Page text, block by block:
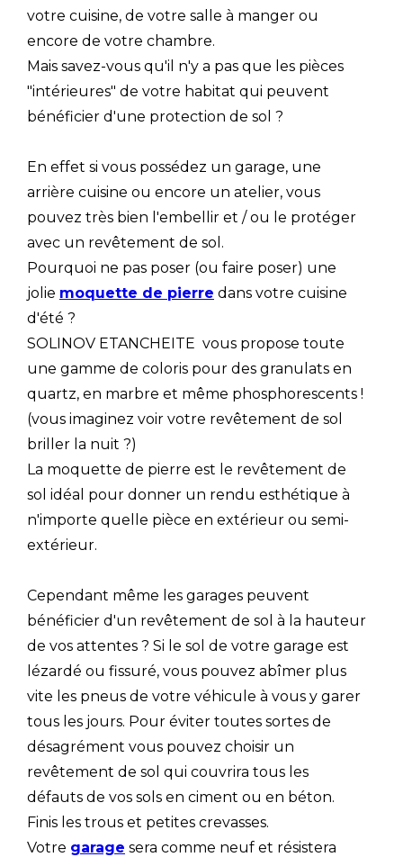
votre cuisine, de votre salle à manger ou
encore de votre chambre.
Mais savez-vous qu'il n'y a pas que les pièces
"intérieures" de votre habitat qui peuvent
bénéficier d'une protection de sol ?
En effet si vous possédez un garage, une
arrière cuisine ou encore un atelier, vous
pouvez très bien l'embellir et / ou le protéger
avec un revêtement de sol.
Pourquoi ne pas poser (ou faire poser) une
jolie moquette de pierre dans votre cuisine
d'été ?
SOLINOV ETANCHEITE vous propose toute
une gamme de coloris pour des granulats en
quartz, en marbre et même phosphorescents !
(vous imaginez voir votre revêtement de sol
briller la nuit ?)
La moquette de pierre est le revêtement de
sol idéal pour donner un rendu esthétique à
n'importe quelle pièce en extérieur ou semi-
extérieur.
Cependant même les garages peuvent
bénéficier d'un revêtement de sol à la hauteur
de vos attentes ? Si le sol de votre garage est
lézardé ou fissuré, vous pouvez abîmer plus
vite les pneus de votre véhicule à vous y garer
tous les jours. Pour éviter toutes sortes de
désagrément vous pouvez choisir un
revêtement de sol qui couvrira tous les
défauts de vos sols en ciment ou en béton.
Finis les trous et petites crevasses.
Votre garage sera comme neuf et résistera